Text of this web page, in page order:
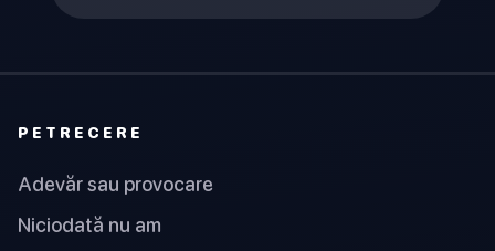
PETRECERE
Adevăr sau provocare
Niciodată nu am